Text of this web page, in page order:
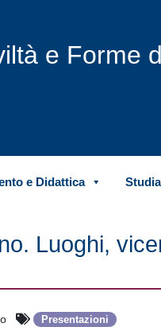
e Forme
e Didattica
Luoghi,
Presentazioni